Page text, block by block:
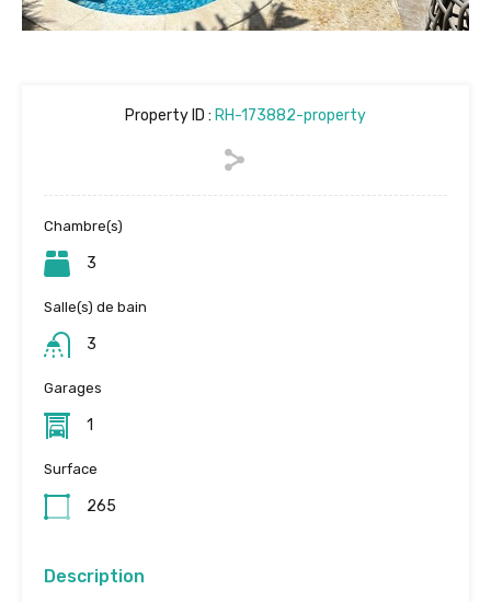
Property ID : RH-173882-property
Chambre(s)
3
Salle(s) de bain
3
Garages
1
Surface
265
Description